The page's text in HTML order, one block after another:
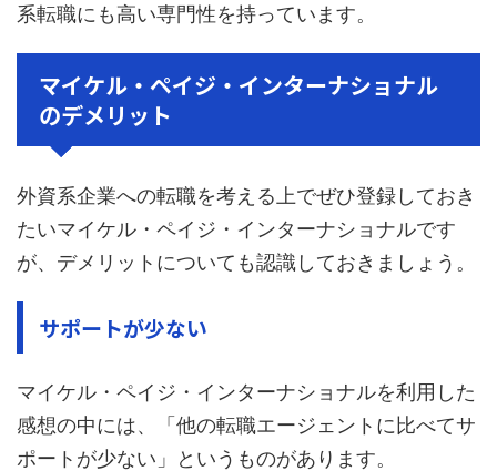
系転職にも高い専門性を持っています。
マイケル・ペイジ・インターナショナル
のデメリット
外資系企業への転職を考える上でぜひ登録しておき
たいマイケル・ペイジ・インターナショナルです
が、デメリットについても認識しておきましょう。
サポートが少ない
マイケル・ペイジ・インターナショナルを利用した
感想の中には、「他の転職エージェントに比べてサ
ポートが少ない」というものがあります。